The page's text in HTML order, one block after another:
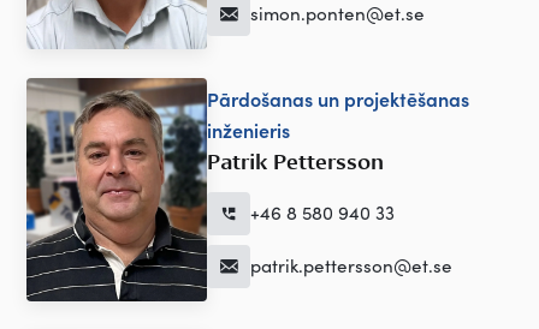
simon.ponten@et.se
Pārdošanas un projektēšanas
inženieris
Patrik Pettersson
+46 8 580 940 33
patrik.pettersson@et.se